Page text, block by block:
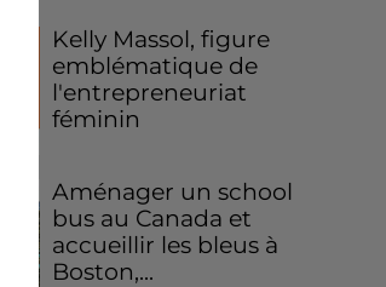
Kelly Massol, figure
emblématique de
l'entrepreneuriat
féminin
Aménager un school
bus au Canada et
accueillir les bleus à
Boston,...